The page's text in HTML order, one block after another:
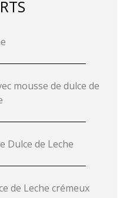
mousse de dulce de
Dulce de Leche
de Leche crémeux